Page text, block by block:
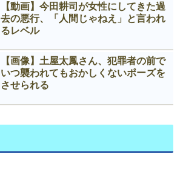
【動画】今田耕司が女性にしてきた過
去の悪行、「人間じゃねえ」と言われ
るレベル
【画像】土屋太鳳さん、犯罪者の前で
いつ襲われてもおかしくないポーズを
させられる